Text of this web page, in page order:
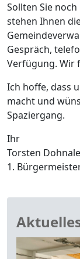
Sollten Sie
stehen Ihnen
Gespräch,
Verfügung. Wir
Ich hoffe, dass
macht und
Spaziergang.
Ihr
Torsten
1.